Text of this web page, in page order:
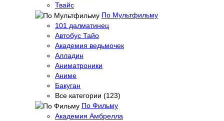
Твайс
По Мультфильму
101 далматинец
Автобус Тайо
Академия ведьмочек
Алладин
Аниматроники
Аниме
Бакуган
Все категории (123)
По Фильму
Академия Амбрелла